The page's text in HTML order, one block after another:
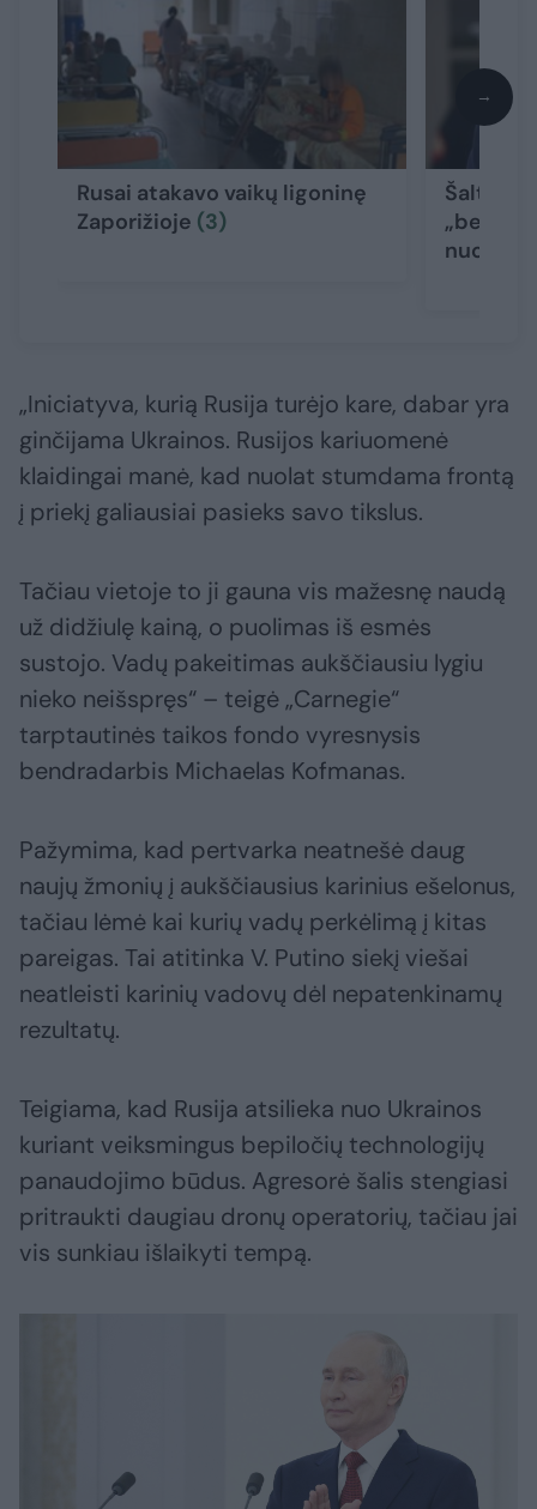
Rusai atakavo vaikų ligoninę
Zaporižioje (3)
„beveik
→
„Iniciatyva, kurią Rusija turėjo kare, dabar yra
ginčijama Ukrainos. Rusijos kariuomenė
klaidingai manė, kad nuolat stumdama frontą
į priekį galiausiai pasieks savo tikslus.
Tačiau vietoje to ji gauna vis mažesnę naudą
už didžiulę kainą, o puolimas iš esmės
sustojo. Vadų pakeitimas aukščiausiu lygiu
nieko neišspręs“ – teigė „Carnegie“
tarptautinės taikos fondo vyresnysis
bendradarbis Michaelas Kofmanas.
Pažymima, kad pertvarka neatnešė daug
naujų žmonių į aukščiausius karinius ešelonus,
tačiau lėmė kai kurių vadų perkėlimą į kitas
pareigas. Tai atitinka V. Putino siekį viešai
neatleisti karinių vadovų dėl nepatenkinamų
rezultatų.
Teigiama, kad Rusija atsilieka nuo Ukrainos
kuriant veiksmingus bepiločių technologijų
panaudojimo būdus. Agresorė šalis stengiasi
pritraukti daugiau dronų operatorių, tačiau jai
vis sunkiau išlaikyti tempą.